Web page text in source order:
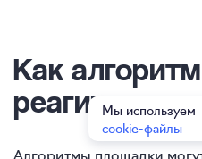
Как
реагируют
Алгоритмы площадки
Мы используем
cookie-файлы